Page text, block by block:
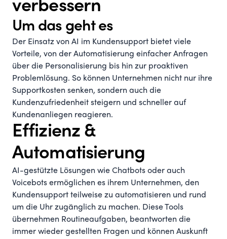
verbessern
Um das geht es
Der Einsatz von AI im Kundensupport bietet viele
Vorteile, von der Automatisierung einfacher Anfragen
über die Personalisierung bis hin zur proaktiven
Problemlösung. So können Unternehmen nicht nur ihre
Supportkosten senken, sondern auch die
Kundenzufriedenheit steigern und schneller auf
Kundenanliegen reagieren.
Effizienz &
Automatisierung
AI-gestützte Lösungen wie Chatbots oder auch
Voicebots ermöglichen es ihrem Unternehmen, den
Kundensupport teilweise zu automatisieren und rund
um die Uhr zugänglich zu machen. Diese Tools
übernehmen Routineaufgaben, beantworten die
immer wieder gestellten Fragen und können Auskunft